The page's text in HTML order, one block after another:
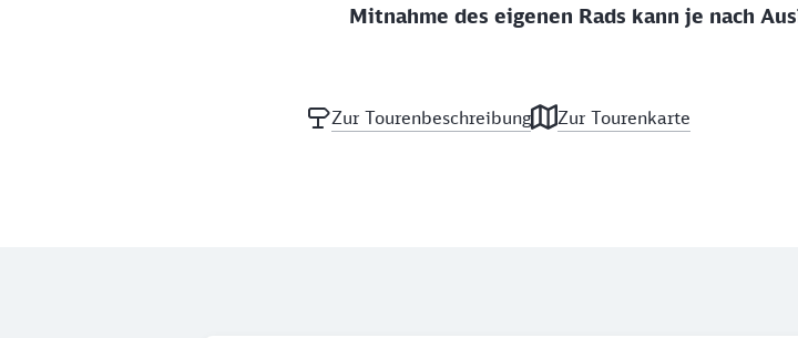
Mitnahme des eigenen Rads kann je nach
Zur Tourenbeschreibung Zur Tourenkarte